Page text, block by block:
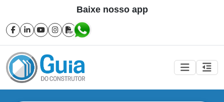
Baixe nosso app